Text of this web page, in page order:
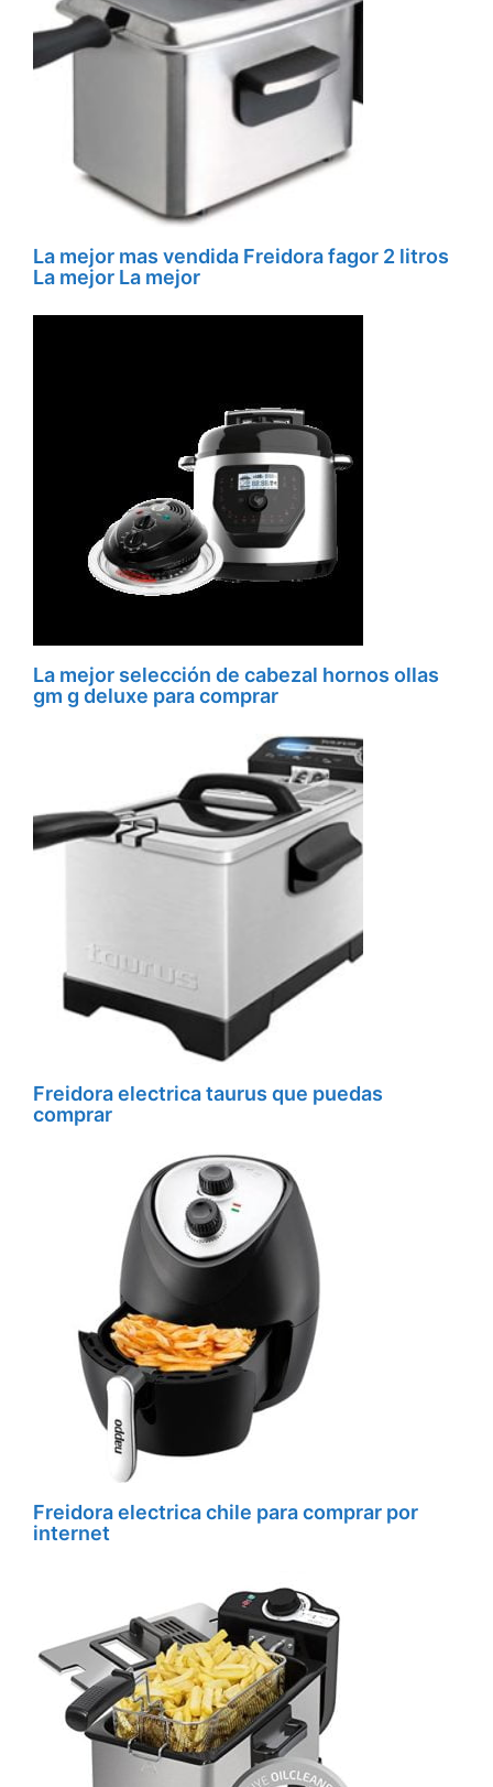
La mejor mas vendida Freidora fagor 2 litros
La mejor La mejor
La mejor selección de cabezal hornos ollas
gm g deluxe para comprar
Freidora electrica taurus que puedas
comprar
Freidora electrica chile para comprar por
internet